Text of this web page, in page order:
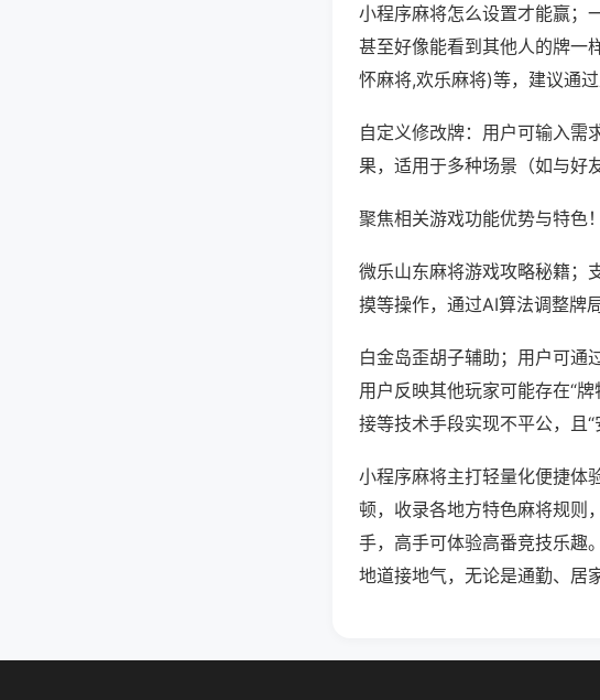
小程序麻将怎么设置才能赢；
甚至好像能看到其他人的牌一
怀麻将,欢乐麻将)等，建议通
自定义修改牌：用户可输入需
果，适用于多种场景（如与好
聚焦相关游戏功能优势与特色！
微乐山东麻将游戏攻略秘籍；
摸等操作，通过AI算法调整牌
白金岛歪胡子辅助；用户可通
用户反映其他玩家可能存在“
接等技术手段实现不平公，且“
小程序麻将主打轻量化便捷体
顿，收录各地方特色麻将规则
手，高手可体验高番竞技乐趣
地道接地气，无论是通勤、居